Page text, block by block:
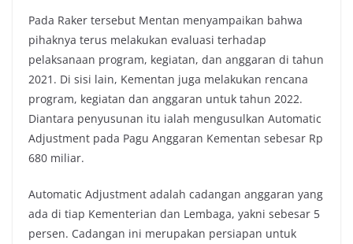
Pada Raker tersebut Mentan menyampaikan bahwa
pihaknya terus melakukan evaluasi terhadap
pelaksanaan program, kegiatan, dan anggaran di tahun
2021. Di sisi lain, Kementan juga melakukan rencana
program, kegiatan dan anggaran untuk tahun 2022.
Diantara penyusunan itu ialah mengusulkan Automatic
Adjustment pada Pagu Anggaran Kementan sebesar Rp
680 miliar.
Automatic Adjustment adalah cadangan anggaran yang
ada di tiap Kementerian dan Lembaga, yakni sebesar 5
persen. Cadangan ini merupakan persiapan untuk